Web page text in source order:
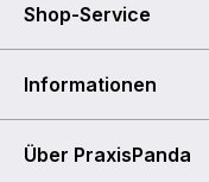
Shop-Service
Informationen
Über PraxisPanda